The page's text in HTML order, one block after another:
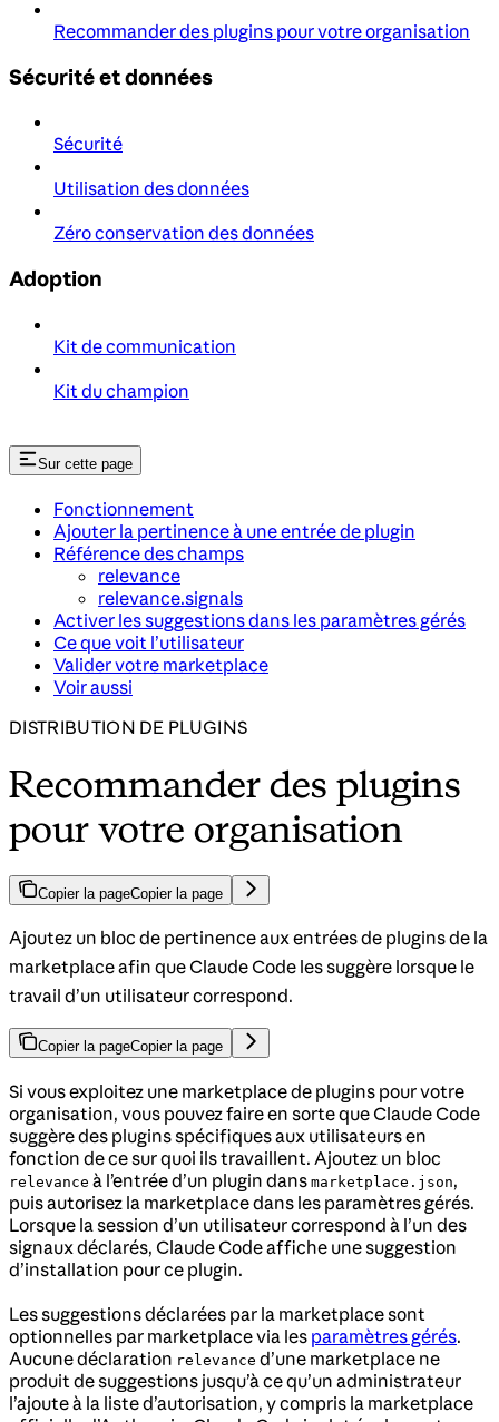
Recommander des plugins pour votre organisation
Sécurité et données
Sécurité
Utilisation des données
Zéro conservation des données
Adoption
Kit de communication
Kit du champion
Sur cette page
Fonctionnement
Ajouter la pertinence à une entrée de plugin
Référence des champs
relevance
relevance.signals
Activer les suggestions dans les paramètres gérés
Ce que voit l’utilisateur
Valider votre marketplace
Voir aussi
DISTRIBUTION DE PLUGINS
Recommander des plugins
pour votre organisation
Copier la pageCopier la page
Ajoutez un bloc de pertinence aux entrées de plugins de la
marketplace afin que Claude Code les suggère lorsque le
travail d’un utilisateur correspond.
Copier la pageCopier la page
Si vous exploitez une marketplace de plugins pour votre
organisation, vous pouvez faire en sorte que Claude Code
suggère des plugins spécifiques aux utilisateurs en
fonction de ce sur quoi ils travaillent. Ajoutez un bloc
relevance à l’entrée d’un plugin dans marketplace.json,
puis autorisez la marketplace dans les paramètres gérés.
Lorsque la session d’un utilisateur correspond à l’un des
signaux déclarés, Claude Code affiche une suggestion
d’installation pour ce plugin.
Les suggestions déclarées par la marketplace sont
optionnelles par marketplace via les paramètres gérés.
Aucune déclaration relevance d’une marketplace ne
produit de suggestions jusqu’à ce qu’un administrateur
l’ajoute à la liste d’autorisation, y compris la marketplace